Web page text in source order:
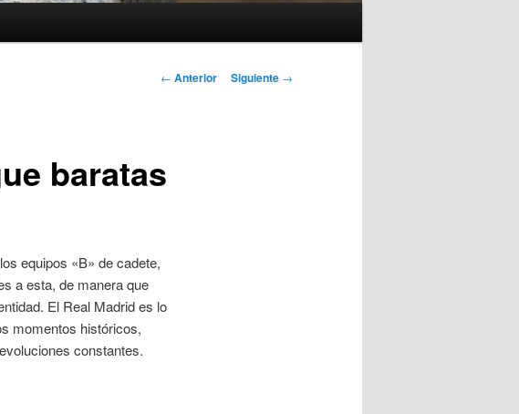
Navegación
← Anterior Siguiente →
baratas
equipos «B» de cadete,
a esta, de manera que
El Real Madrid es lo
momentos históricos,
constantes.